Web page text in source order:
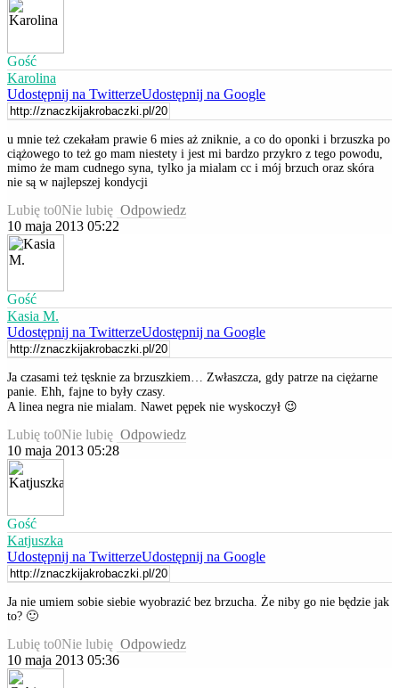
Gość
Karolina
Udostępnij na TwitterzeUdostępnij na Google
u mnie też czekałam prawie 6 mies aż zniknie, a co do oponki i brzuszka po
ciążowego to też go mam niestety i jest mi bardzo przykro z tego powodu,
mimo że mam cudnego syna, tylko ja mialam cc i mój brzuch oraz skóra
nie są w najlepszej kondycji
Lubię to0Nie lubię Odpowiedz
10 maja 2013 05:22
Gość
Kasia M.
Udostępnij na TwitterzeUdostępnij na Google
Ja czasami też tęsknie za brzuszkiem… Zwłaszcza, gdy patrze na ciężarne
panie. Ehh, fajne to były czasy.
A linea negra nie mialam. Nawet pępek nie wyskoczył 😉
Lubię to0Nie lubię Odpowiedz
10 maja 2013 05:28
Gość
Katjuszka
Udostępnij na TwitterzeUdostępnij na Google
Ja nie umiem sobie siebie wyobrazić bez brzucha. Że niby go nie będzie jak
to? 🙂
Lubię to0Nie lubię Odpowiedz
10 maja 2013 05:36